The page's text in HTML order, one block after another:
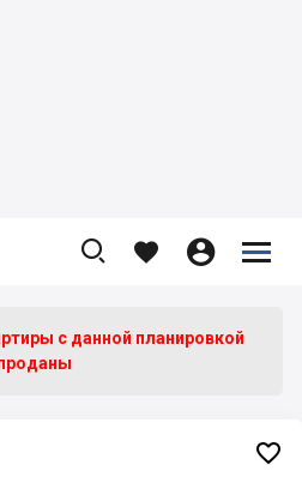
   


c данной планировкой
